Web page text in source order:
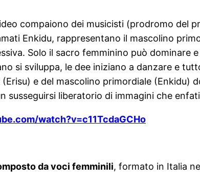
compaiono dei musicisti (prodromo del
Enkidu, rappresentano il mascolino
Solo il sacro femminino può dominare
si sviluppa, le dee iniziano a danzare e
e del mascolino primordiale (Enkidu)
susseguirsi liberatorio di immagini che
watch?v=c11TcdaGCHo
da voci femminili, formato in Italia